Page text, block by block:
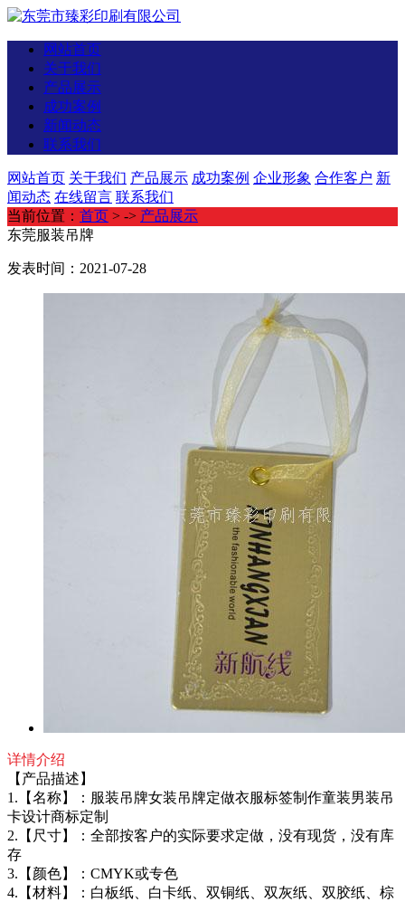
网站首页
关于我们
产品展示
成功案例
新闻动态
联系我们
网站首页 关于我们 产品展示 成功案例 企业形象 合作客户 新
闻动态 在线留言 联系我们
当前位置： 首页 > -> 产品展示
东莞服装吊牌
发表时间：2021-07-28
详情介绍
【产品描述】
1.【名称】：服装吊牌女装吊牌定做衣服标签制作童装男装吊
卡设计商标定制
2.【尺寸】：全部按客户的实际要求定做，没有现货，没有库
存
3.【颜色】：CMYK或专色
4.【材料】：白板纸、白卡纸、双铜纸、双灰纸、双胶纸、棕